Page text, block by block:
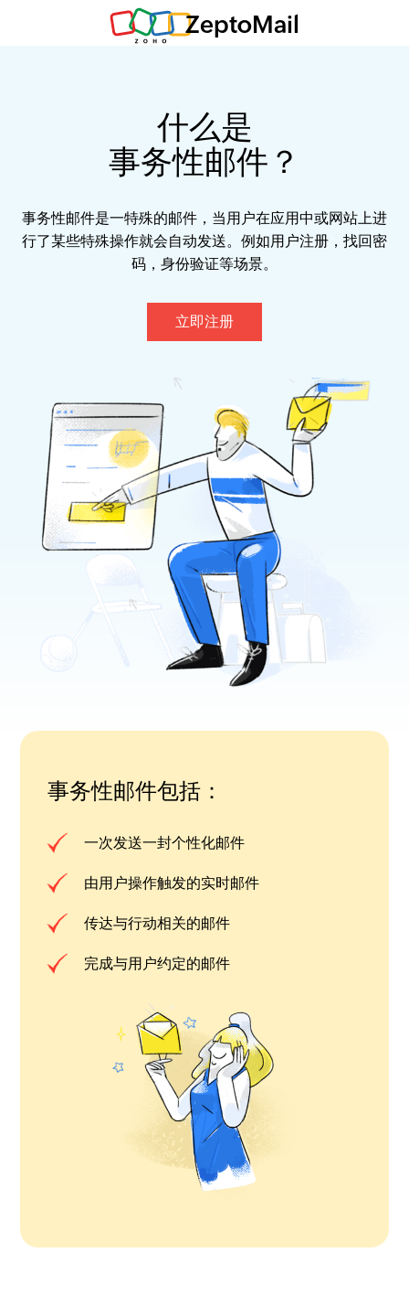
ZeptoMail
什么是
事务性邮件？
事务性邮件是一特殊的邮件，当用户在应用中或网站上进
行了某些特殊操作就会自动发送。例如用户注册，找回密
码，身份验证等场景。
立即注册
事务性邮件包括：
一次发送一封个性化邮件
由用户操作触发的实时邮件
传达与行动相关的邮件
完成与用户约定的邮件